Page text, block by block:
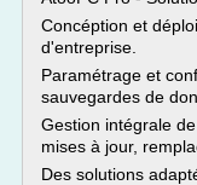
Concéption et
d'entreprise.
Paramétrage et
sauvegardes de
Gestion intégrale
mises à jour,
Des solutions